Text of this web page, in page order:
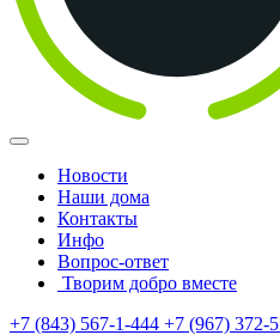
Новости
Наши дома
Контакты
Инфо
Вопрос-ответ
Творим добро вместе
+7 (843) 567-1-444 +7 (967) 372-